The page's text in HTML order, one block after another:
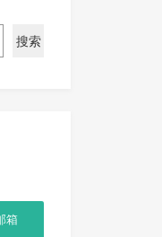
搜索
箱